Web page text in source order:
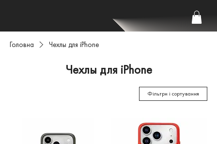
Головна Чехлы для iPhone
Чехлы для iPhone
Фільтри і сортування